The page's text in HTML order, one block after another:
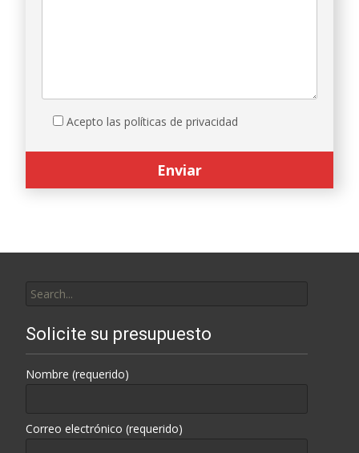
Acepto las políticas de privacidad
for:
Solicite su presupuesto
Nombre (requerido)
Correo electrónico (requerido)